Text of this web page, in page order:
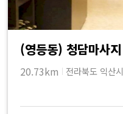
(영등동) 청담마사지
20.73km 전라북도 익산시